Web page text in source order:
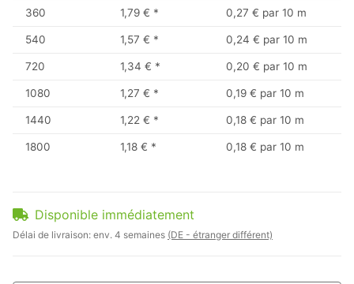
360 1,79 € * 0,27 € par 10 m
540 1,57 € * 0,24 € par 10 m
720 1,34 € * 0,20 € par 10 m
1080 1,27 € * 0,19 € par 10 m
1440 1,22 € * 0,18 € par 10 m
1800 1,18 € * 0,18 € par 10 m
Disponible immédiatement
Délai de livraison: env. 4 semaines (DE - étranger différent)